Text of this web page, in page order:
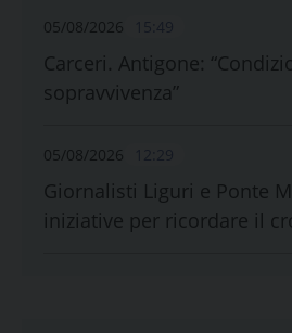
05/08/2026
Carceri. Antigone:
sopravvivenza”
05/08/2026
Giornalisti Liguri e Ponte
iniziative per ricordare il